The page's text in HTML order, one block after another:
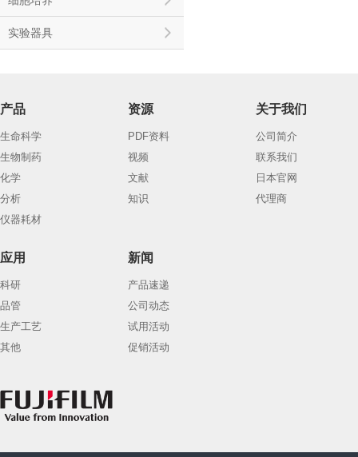
实验器具
产品
生命科学
生物制药
化学
分析
仪器耗材
资源
PDF资料
视频
文献
知识
关于我们
公司简介
联系我们
日本官网
代理商
应用
科研
品管
生产工艺
其他
新闻
产品速递
公司动态
试用活动
促销活动